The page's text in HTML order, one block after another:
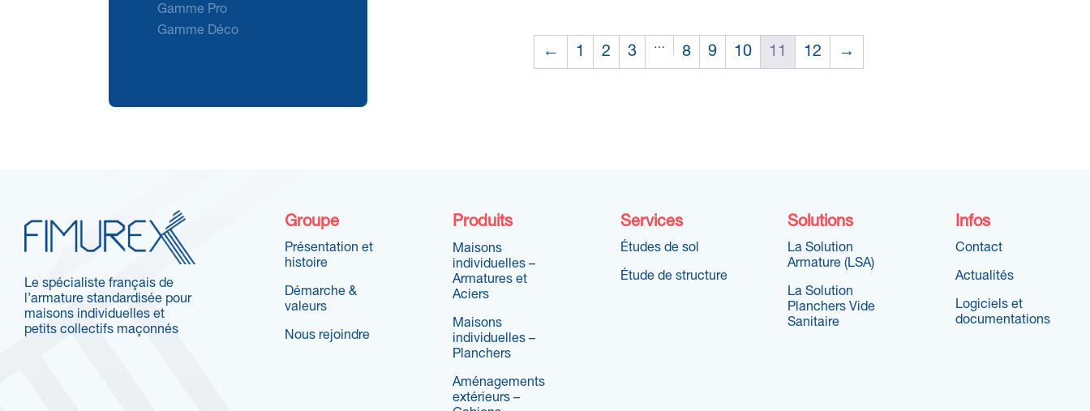
Gamme Pro
Gamme Déco
← 1 2 3 … 8 9 10 11 12 →
Le spécialiste français de
l’armature standardisée pour
maisons individuelles et
petits collectifs maçonnés
Groupe
Présentation et
histoire
Démarche &
valeurs
Nous rejoindre
Produits
Maisons
individuelles –
Armatures et
Aciers
Maisons
individuelles –
Planchers
Aménagements
extérieurs –
Services
Études de sol
Étude de structure
Solutions
La Solution
Armature (LSA)
La Solution
Planchers Vide
Sanitaire
Infos
Contact
Actualités
Logiciels et
documentations